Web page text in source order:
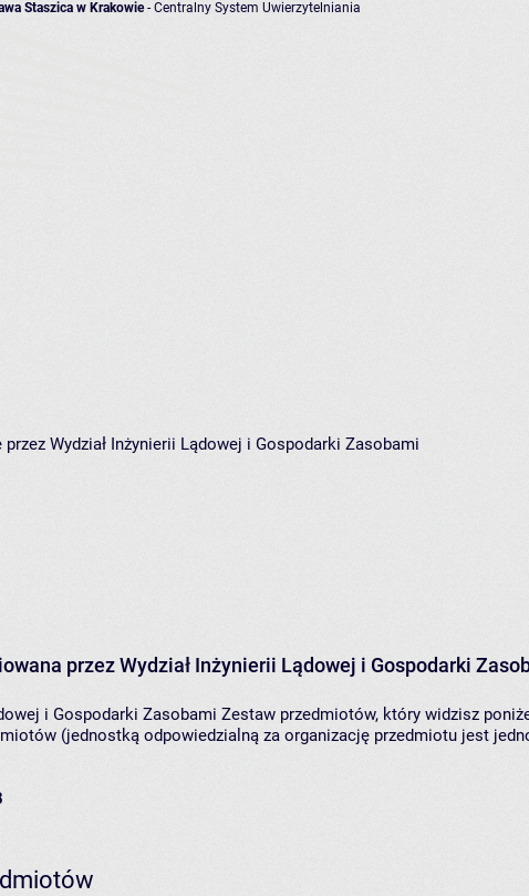
Staszica w Krakowie- Centralny System Uwierzytelniania
Wydział Inżynierii Lądowej i Gospodarki Zasobami
przez Wydział Inżynierii Lądowej i Gospodarki
i Gospodarki Zasobami Zestaw przedmiotów, który widzisz
(jednostką odpowiedzialną za organizację przedmiotu jest